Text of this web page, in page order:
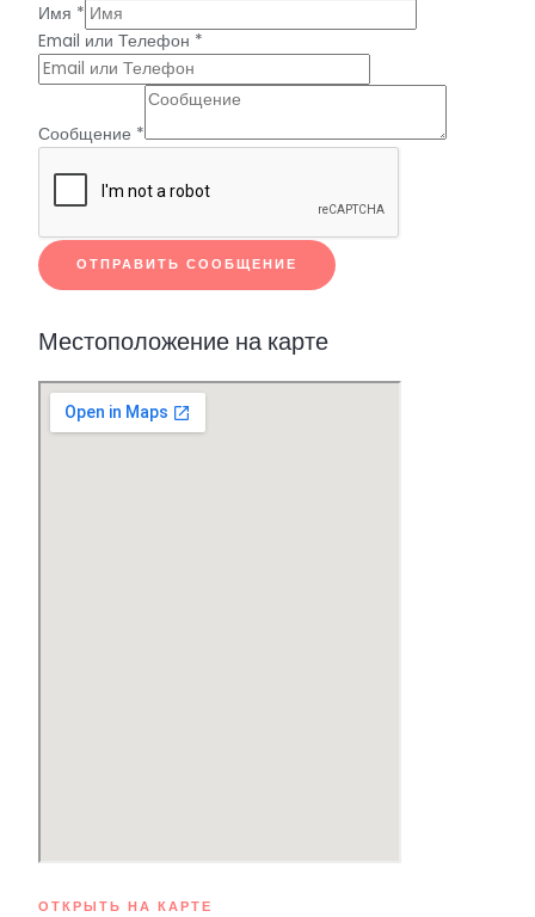
Имя *
Email или Телефон *
Сообщение *
ОТПРАВИТЬ СООБЩЕНИЕ
Местоположение на карте
ОТКРЫТЬ НА КАРТЕ